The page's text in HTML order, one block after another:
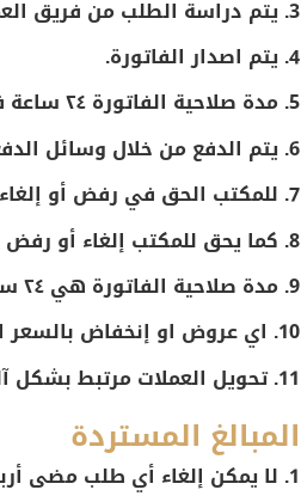
3. يتم دراسة الطلب من فريق العمل.
4. يتم اصدار الفاتورة.
5. مدة صلاحية الفاتورة ٢٤ ساعة فقط.
6. يتم الدفع من خلال وسائل الدفع المعتمدة بالموقع او من خلال التحويل البنكي.
7. للمكتب الحق في رفض أو إلغاء أي طلب يكون بها أخطاء أو يكون غير دقيق.
8. كما يحق للمكتب إلغاء أو رفض أي طلب دون إبداء أسباب.
9. مدة صلاحية الفاتورة هي ٢٤ ساعه وبعدها يحق للموقع الغاء الفاتورة او تعديل الاسعار الواردة فيها.
10. اي عروض او إنخفاض بالسعر العام لا ينطبق على اي فاتورة تم سدادها.
11. تحويل العملات مرتبط بشكل آلي مع الجهة المسئولة عن السداد ولا علاقة للموقع في اي انخفاض او ارتفاع بسعر الصرف.
المبالغ المستردة
1. لا يمكن إلغاء أي طلب مضى أربعة وعشرون ساعة على سداده.